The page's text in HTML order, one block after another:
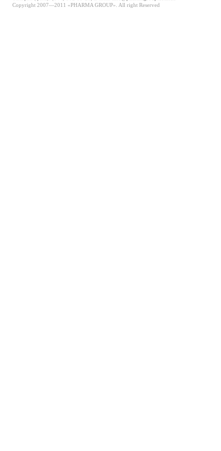
Copyright 2007—2011 «PHARMA GROUP». All right Reserved